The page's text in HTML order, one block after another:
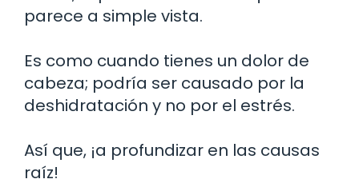
parece a simple vista.
Es como cuando tienes un dolor de
cabeza; podría ser causado por la
deshidratación y no por el estrés.
Así que, ¡a profundizar en las causas
raíz!